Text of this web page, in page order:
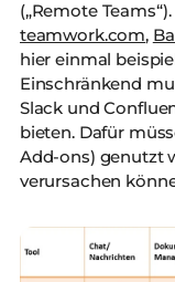
(„Remote
teamwork.com,
hier einmal
Einschränkend
Slack und
bieten. Dafür
Add-ons) genutzt
verursachen